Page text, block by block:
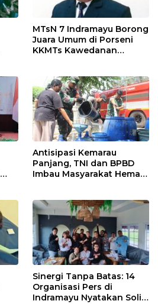
MTsN 7 Indramayu Borong
Juara Umum di Porseni
KKMTs Kawedanan
Antisipasi Kemarau
Panjang, TNI dan BPBD
Imbau Masyarakat Hemat
Sinergi Tanpa Batas: 14
Organisasi Pers di
Indramayu Nyatakan Solid